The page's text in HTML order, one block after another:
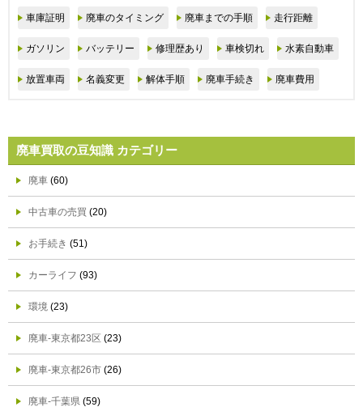
車庫証明 廃車のタイミング 廃車までの手順 走行距離
ガソリン バッテリー 修理歴あり 車検切れ 水素自動車
放置車両 名義変更 解体手順 廃車手続き 廃車費用
廃車買取の豆知識 カテゴリー
廃車 (60)
中古車の売買 (20)
お手続き (51)
カーライフ (93)
環境 (23)
廃車-東京都23区 (23)
廃車-東京都26市 (26)
廃車-千葉県 (59)